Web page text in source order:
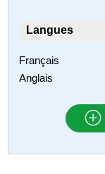
Langues
Français
Anglais